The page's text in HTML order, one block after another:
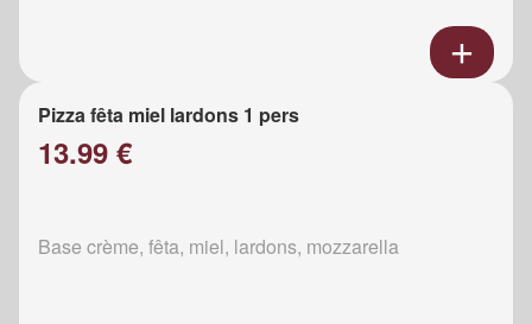
Pizza fêta miel lardons 1 pers
13.99 €
Base crème, fêta, miel, lardons, mozzarella